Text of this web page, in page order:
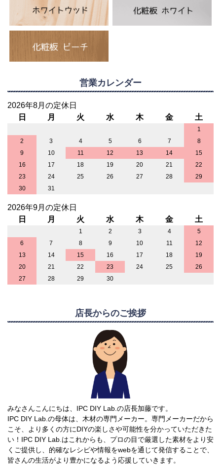
営業カレンダー
2026年8月の定休日
日
月 火 水 木 金 土
1
2
3 4 5 6 7
8
9
10 11 12 13 14
15
16
17 18 19 20 21
22
23
24 25 26 27 28
29
30
31
2026年9月の定休日
日
月 火 水 木 金 土
1 2 3 4
5
6
7 8 9 10 11
12
13
14 15 16 17 18
19
20
21 22 23 24 25
26
27
28 29 30
店長からのご挨拶
みなさんこんにちは、IPC DIY Lab.の店長加藤です。
IPC DIY Lab.の母体は、木材の専門メーカー。専門メーカーだから
こそ、より多くの方にDIYの楽しさや可能性を分かっていただきた
い！IPC DIY Lab.はこれからも、プロの目で厳選した素材をより安
くご提供し、的確なレシピや情報をwebを通じて発信することで、
皆さんの生活がより豊かになるよう応援していきます。